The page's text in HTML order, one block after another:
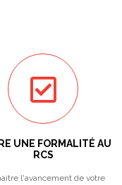
UNE FORMALITÉ AU
RCS
l'avancement de votre